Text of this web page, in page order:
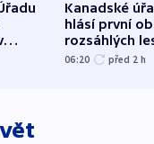
Kanadské
hlásí první
rozsáhlých
požárů
06:20 před 2 h